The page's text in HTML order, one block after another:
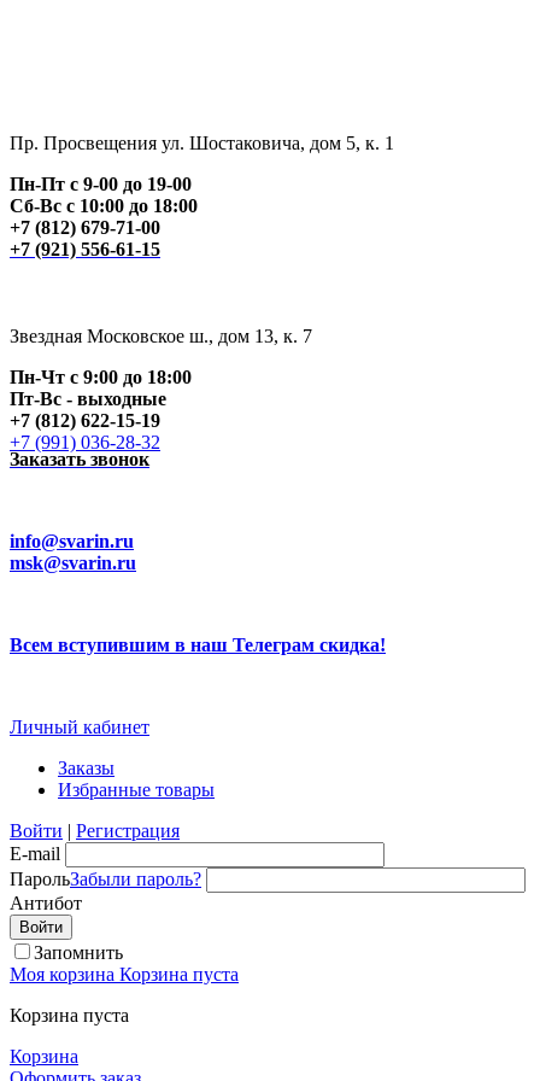
Пр. Просвещения ул. Шостаковича, дом 5, к. 1
Пн-Пт с 9-00 до 19-00
Сб-Вс с 10:00 до 18:00
+7 (812) 679-71-00
+7 (921) 556-61-15
Звездная Московское ш., дом 13, к. 7
Пн-Чт с 9:00 до 18:00
Пт-Вс - выходные
+7 (812) 622-15-19
+7 (991) 036-28-32
Заказать звонок
info@svarin.ru
msk@svarin.ru
Всем вступившим в наш Телеграм скидка!
Личный кабинет
Заказы
Избранные товары
Войти | Регистрация
E-mail
ПарольЗабыли пароль?
Антибот
Запомнить
Моя корзина Корзина пуста
Корзина пуста
Корзина